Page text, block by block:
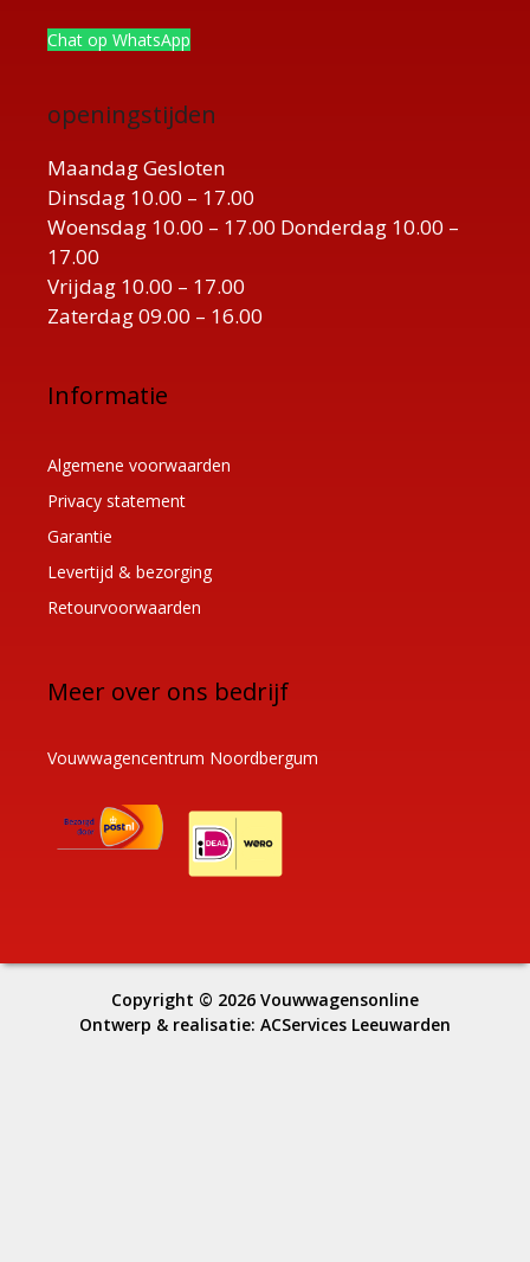
Chat op WhatsApp
openingstijden
Maandag Gesloten
Dinsdag 10.00 – 17.00
Woensdag 10.00 – 17.00 Donderdag 10.00 –
17.00
Vrijdag 10.00 – 17.00
Zaterdag 09.00 – 16.00
Informatie
Algemene voorwaarden
Privacy statement
Garantie
Levertijd & bezorging
Retourvoorwaarden
Meer over ons bedrijf
Vouwwagencentrum Noordbergum
Copyright © 2026 Vouwwagensonline
Ontwerp & realisatie: ACServices Leeuwarden